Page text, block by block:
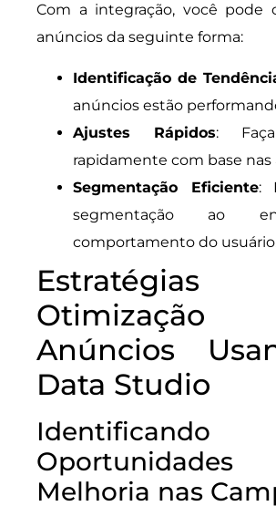
Com a integração, você pode
anúncios da seguinte forma:
Identificação de
anúncios estão
Ajustes Rápidos:
rapidamente com base nas
Segmentação Eficiente:
segmentação ao
comportamento do
Anúncios
Data Studio
Identificando
Melhoria nas